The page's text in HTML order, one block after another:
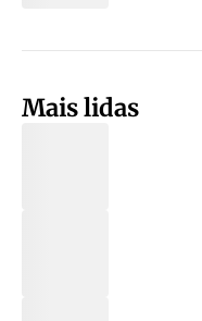
Mais lidas